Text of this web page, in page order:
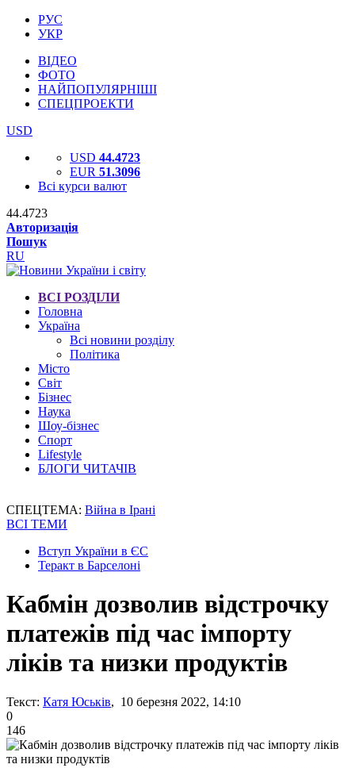
РУС
УКР
ВІДЕО
ФОТО
НАЙПОПУЛЯРНІШІ
СПЕЦПРОЕКТИ
USD
USD 44.4723
EUR 51.3096
Всі курси валют
44.4723
Авторизація
Пошук
RU
ВСІ РОЗДІЛИ
Головна
Україна
Всі новини розділу
Політика
Місто
Світ
Бізнес
Наука
Шоу-бізнес
Спорт
Lifestyle
БЛОГИ ЧИТАЧІВ
СПЕЦТЕМА: Війна в Ірані
ВСІ ТЕМИ
Вступ України в ЄС
Теракт в Барселоні
Кабмін дозволив відстрочку
платежів під час імпорту
ліків та низки продуктів
Текст: Катя Юськів, 10 березня 2022, 14:10
0
146